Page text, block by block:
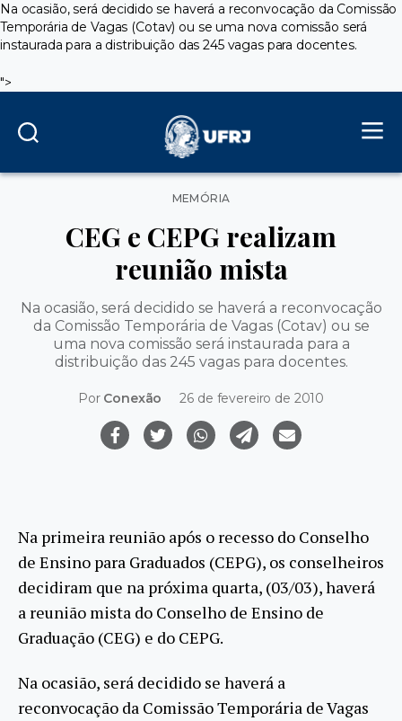
Na ocasião, será decidido se haverá a reconvocação da Comissão
Temporária de Vagas (Cotav) ou se uma nova comissão será
instaurada para a distribuição das 245 vagas para docentes.
">
Categorias
MEMÓRIA
CEG e CEPG realizam
reunião mista
Na ocasião, será decidido se haverá a reconvocação
da Comissão Temporária de Vagas (Cotav) ou se
uma nova comissão será instaurada para a
distribuição das 245 vagas para docentes.
Por Conexão 26 de fevereiro de 2010
Na primeira reunião após o recesso do Conselho
de Ensino para Graduados (CEPG), os conselheiros
decidiram que na próxima quarta, (03/03), haverá
a reunião mista do Conselho de Ensino de
Graduação (CEG) e do CEPG.
Na ocasião, será decidido se haverá a
reconvocação da Comissão Temporária de Vagas